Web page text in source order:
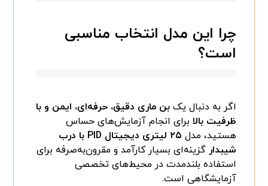
چرا این مدل انتخاب مناسبی
است؟
اگر به دنبال یکبن ماری دقیق، حرفه‌ای، ایمن و با
ظرفیت بالا برای انجام آزمایش‌های حساس
هستید، مدل
۲۵ لیتری دیجیتال PID با درب
شیبدار گزینه‌ای بسیار کارآمد و مقرون‌به‌صرفه برای
استفاده بلندمدت در محیط‌های تخصصی
آزمایشگاهی است.